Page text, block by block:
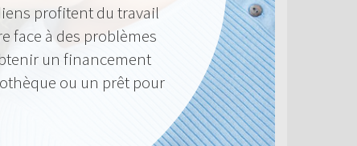
profitent du travail
face à des problèmes
un financement
ou un prêt pour